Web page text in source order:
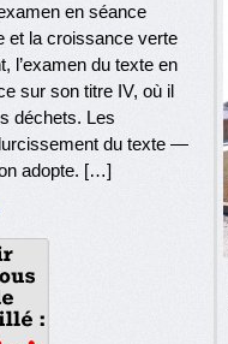
en séance
et la croissance verte
l’examen du texte en
sur son titre IV, où il
déchets. Les
du texte —
adopte. […]